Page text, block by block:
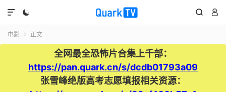
  

电影  正文
全网最全恐怖片合集上千部：
https://pan.quark.cn/s/dcdb01793a09
张雪峰绝版高考志愿填报相关资源：